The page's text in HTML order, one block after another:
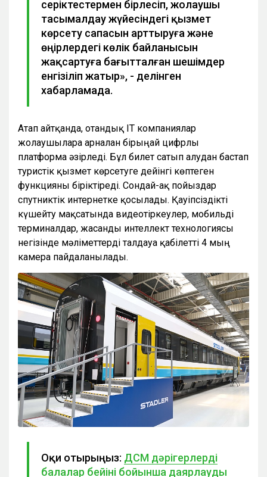
серіктестермен бірлесіп, жолаушы
тасымалдау жүйесіндегі қызмет
көрсету сапасын арттыруға және
өңірлердегі көлік байланысын
жақсартуға бағытталған шешімдер
енгізіліп жатыр», - делінген
хабарламада.
Атап айтқанда, отандық ІТ компаниялар
жолаушыларға арналған бірыңғай цифрлы
платформа әзірледі. Бұл билет сатып алудан бастап
туристік қызмет көрсетуге дейінгі көптеген
функцияны біріктіреді. Сондай-ақ пойыздар
спутниктік интернетке қосылады. Қауіпсіздікті
күшейту мақсатында видеотіркеулер, мобильді
терминалдар, жасанды интеллект технологиясы
негізінде мәліметтерді талдауға қабілетті 4 мың
камера пайдаланылады.
Оқи отырыңыз: ДСМ дәрігерлерді
балалар бейіні бойынша даярлауды